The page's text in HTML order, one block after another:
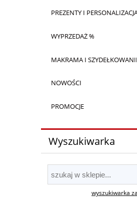
PREZENTY I
WYPRZEDAŻ %
MAKRAMA I
NOWOŚCI
PROMOCJE
Wyszukiwarka
wyszukiwarka